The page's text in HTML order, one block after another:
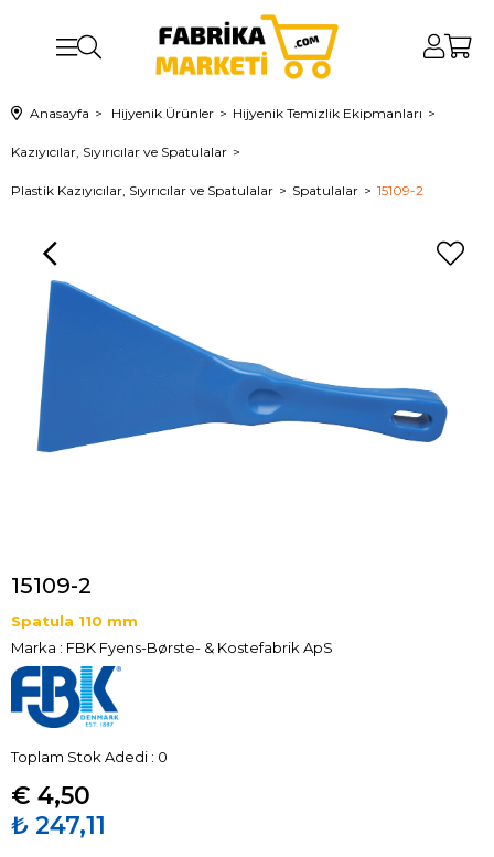
Anasayfa Hijyenik Ürünler Hijyenik Temizlik Ekipmanları
Kazıyıcılar, Sıyırıcılar ve Spatulalar
Plastik Kazıyıcılar, Sıyırıcılar ve Spatulalar Spatulalar 15109-2
15109-2
Spatula 110 mm
Marka : FBK Fyens-Børste- & Kostefabrik ApS
Toplam Stok Adedi : 0
€ 4,50
₺ 247,11